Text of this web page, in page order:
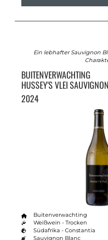
Ein lebhafter Sauvignon
BUITENVERWACHTING
HUSSEY'S VLEI
2024
Buitenverwachting
Weißwein - Trocken
Südafrika - Constantia
Sauvignon Blanc